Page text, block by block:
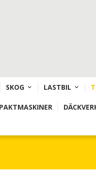
SKOG LASTBIL